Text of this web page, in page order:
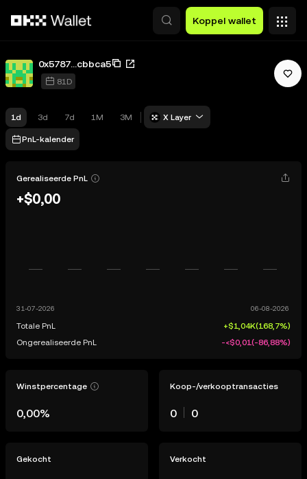
Koppel wallet
0x5787...cbbca5
81D
1d 3d 7d 1M 3M X Layer
PnL-kalender
Gerealiseerde PnL
+$0,00
Totale PnL +$1,04K(168,7%)
Ongerealiseerde PnL
-<$0,01(-86,88%)
Winstpercentage
0,00%
Koop-/verkooptransacties
0 0
Gekocht Verkocht